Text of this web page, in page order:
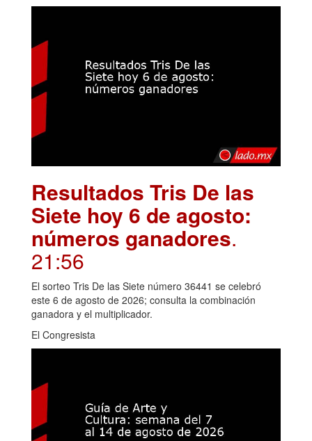
Resultados Tris De las
Siete hoy 6 de agosto:
números ganadores.
21:56
El sorteo Tris De las Siete número 36441 se celebró
este 6 de agosto de 2026; consulta la combinación
ganadora y el multiplicador.
El Congresista